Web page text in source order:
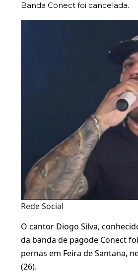
Banda Conect foi cancelada.
Rede Social
O cantor Diogo Silva,
da banda de pagode Conect
pernas em Feira de Santana,
(26).